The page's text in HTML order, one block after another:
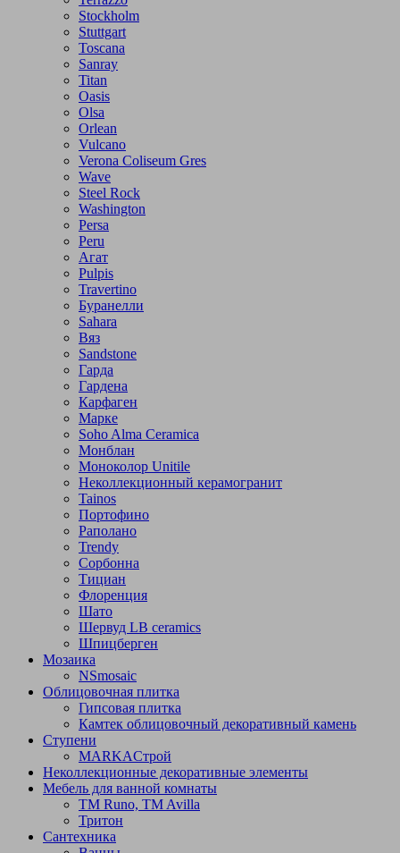
Stockholm
Stuttgart
Toscana
Sanray
Titan
Oasis
Olsa
Orlean
Vulcano
Verona Coliseum Gres
Wave
Steel Rock
Washington
Persa
Peru
Агат
Pulpis
Travertino
Буранелли
Sahara
Вяз
Sandstone
Гарда
Гардена
Карфаген
Марке
Soho Alma Ceramica
Монблан
Моноколор Unitile
Неколлекционный керамогранит
Tainos
Портофино
Раполано
Trendy
Сорбонна
Тициан
Флоренция
Шато
Шервуд LB ceramics
Шпицберген
Мозаика
NSmosaic
Облицовочная плитка
Гипсовая плитка
Камтек облицовочный декоративный камень
Ступени
МARKAСтрой
Неколлекционные декоративные элементы
Мебель для ванной комнаты
TM Runo, TM Avilla
Тритон
Сантехника